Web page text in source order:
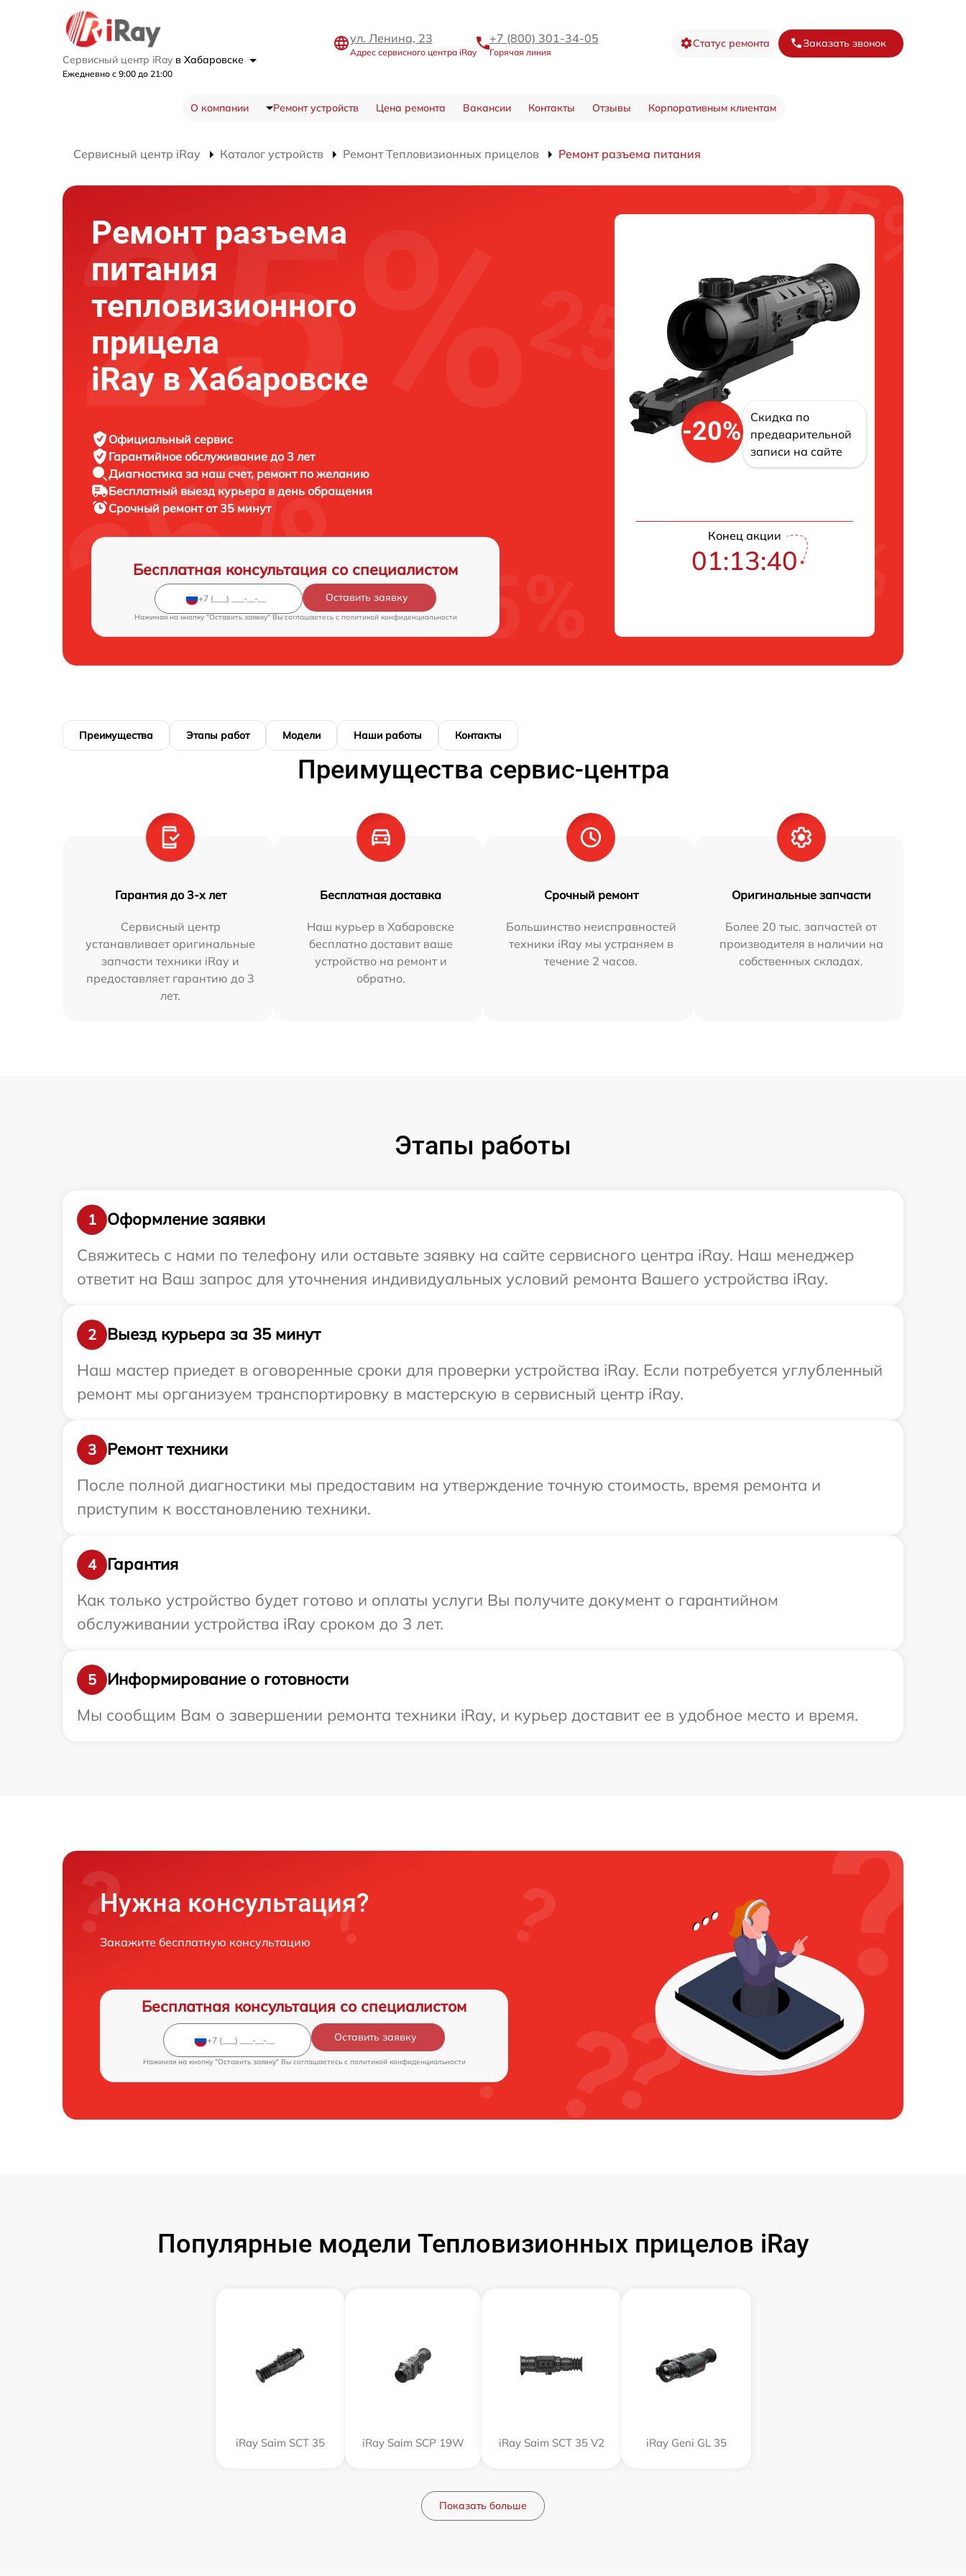
Сервисный центр iRay в Хабаровске
Ежедневно с 9:00 до 21:00
ул. Ленина, 23
Адрес сервисного центра iRay
+7 (800) 301-34-05
Горячая линия
Статус ремонта Заказать звонок
О компании Ремонт устройств Цена ремонта Вакансии Контакты Отзывы Корпоративным клиентам
Сервисный центр iRay Каталог устройств Ремонт Тепловизионных прицелов Ремонт разъема питания
Ремонт разъема
питания
тепловизионного
прицела
iRay в Хабаровске
Официальный сервис
Гарантийное обслуживание до 3 лет
Диагностика за наш счет, ремонт по желанию
Бесплатный выезд курьера в день обращения
Срочный ремонтот 35 минут
Бесплатная консультация со специалистом
Оставить заявку
Нажимая на кнопку "Оставить заявку" Вы соглашаетесь c политикой конфиденциальности
-20%
Скидка по
предварительной
записи на сайте
Конец акции
01:13:40
Преимущества Этапы работ Модели Наши работы Контакты
Преимущества сервис-центра
Гарантия до 3-х лет
Сервисный центр
устанавливает оригинальные
запчасти техники iRay и
предоставляет гарантию до 3
лет.
Бесплатная доставка
Наш курьер в Хабаровске
бесплатно доставит ваше
устройство на ремонт и
обратно.
Срочный ремонт
Большинство неисправностей
техники iRay мы устраняем в
течение 2 часов.
Оригинальные запчасти
Более 20 тыс. запчастей от
производителя в наличии на
собственных складах.
Этапы работы
1
Оформление заявки
Свяжитесь с нами по телефону или оставьте заявку на сайте сервисного центра iRay. Наш менеджер
ответит на Ваш запрос для уточнения индивидуальных условий ремонта Вашего устройства iRay.
2
Выезд курьера за 35 минут
Наш мастер приедет в оговоренные сроки для проверки устройства iRay. Если потребуется углубленный
ремонт мы организуем транспортировку в мастерскую в сервисный центр iRay.
3
Ремонт техники
После полной диагностики мы предоставим на утверждение точную стоимость, время ремонта и
приступим к восстановлению техники.
4
Гарантия
Как только устройство будет готово и оплаты услуги Вы получите документ о гарантийном
обслуживании устройства iRay сроком до 3 лет.
5
Информирование о готовности
Мы сообщим Вам о завершении ремонта техники iRay, и курьер доставит ее в удобное место и время.
Нужна консультация?
Закажите бесплатную консультацию
Бесплатная консультация со специалистом
Оставить заявку
Нажимая на кнопку "Оставить заявку" Вы соглашаетесь c политикой конфиденциальности
Популярные модели Тепловизионных прицелов iRay
iRay Saim SCT 35 iRay Saim SCP 19W iRay Saim SCT 35 V2 iRay Geni GL 35
Показать больше